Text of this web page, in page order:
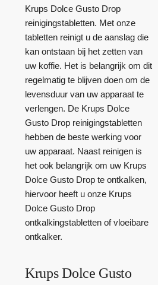
Krups Dolce Gusto Drop
reinigingstabletten. Met onze
tabletten reinigt u de aanslag die
kan ontstaan bij het zetten van
uw koffie. Het is belangrijk om dit
regelmatig te blijven doen om de
levensduur van uw apparaat te
verlengen. De Krups Dolce
Gusto Drop reinigingstabletten
hebben de beste werking voor
uw apparaat. Naast reinigen is
het ook belangrijk om uw Krups
Dolce Gusto Drop te ontkalken,
hiervoor heeft u onze Krups
Dolce Gusto Drop
ontkalkingstabletten of vloeibare
ontkalker.
Krups Dolce Gusto